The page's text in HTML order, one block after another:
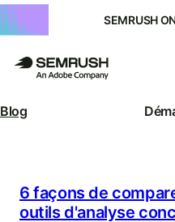
SEMRUSH
Blog
6 façons de
outils d'analyse